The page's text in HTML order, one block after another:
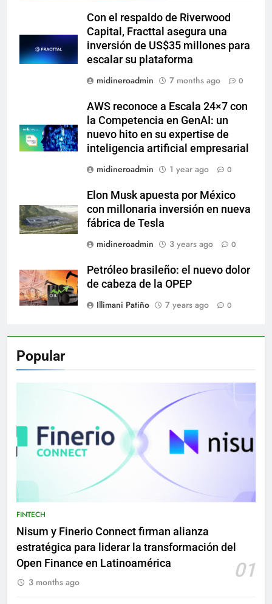
Con el respaldo de Riverwood
Capital, Fracttal asegura una
inversión de US$35 millones para
escalar su plataforma
midineroadmin
7 months ago 0
AWS reconoce a Escala 24×7 con
la Competencia en GenAI: un
nuevo hito en su expertise de
inteligencia artificial empresarial
midineroadmin
1 year ago 0
Elon Musk apuesta por México
con millonaria inversión en nueva
fábrica de Tesla
midineroadmin
3 years ago 0
Petróleo brasileño: el nuevo dolor
de cabeza de la OPEP
Illimani Patiño
7 years ago 0
Popular
FINTECH
Nisum y Finerio Connect firman alianza
estratégica para liderar la transformación del
Open Finance en Latinoamérica
01
3 months ago